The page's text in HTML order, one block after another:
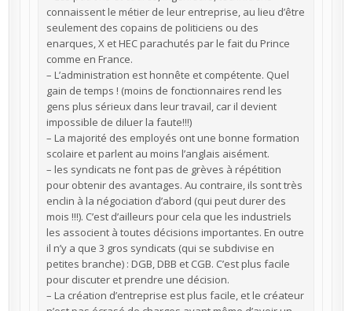
connaissent le métier de leur entreprise, au lieu d’être
seulement des copains de politiciens ou des
enarques, X et HEC parachutés par le fait du Prince
comme en France.
– L’administration est honnête et compétente. Quel
gain de temps ! (moins de fonctionnaires rend les
gens plus sérieux dans leur travail, car il devient
impossible de diluer la faute!!!)
– La majorité des employés ont une bonne formation
scolaire et parlent au moins l’anglais aisément.
– les syndicats ne font pas de grèves à répétition
pour obtenir des avantages. Au contraire, ils sont très
enclin à la négociation d’abord (qui peut durer des
mois !!!). C’est d’ailleurs pour cela que les industriels
les associent à toutes décisions importantes. En outre
il n’y a que 3 gros syndicats (qui se subdivise en
petites branche) : DGB, DBB et CGB. C’est plus facile
pour discuter et prendre une décision.
– La création d’entreprise est plus facile, et le créateur